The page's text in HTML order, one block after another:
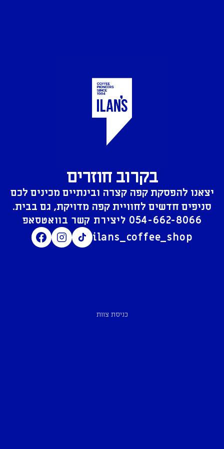
בקרוב חוזרים
יצאנו להפסקת קפה קצרה ובינתיים מכינים לכם
סניפים חדשים לחוויית קפה מדויקת, גם בבית.
054-662-8066
ilans_coffee_shop
כניסת צוות